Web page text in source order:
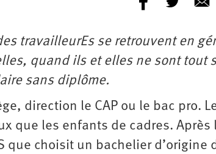
travailleurEs se retrouvent en
quand ils et elles ne sont tout
sans diplôme.
direction le CAP ou le bac pro.
que les enfants de cadres.
que choisit un bachelier